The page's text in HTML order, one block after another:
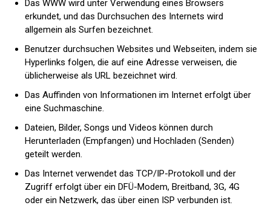
Das WWW wird unter Verwendung eines Browsers
erkundet, und das Durchsuchen des Internets wird
allgemein als Surfen bezeichnet.
Benutzer durchsuchen Websites und Webseiten, indem sie
Hyperlinks folgen, die auf eine Adresse verweisen, die
üblicherweise als URL bezeichnet wird.
Das Auffinden von Informationen im Internet erfolgt über
eine Suchmaschine.
Dateien, Bilder, Songs und Videos können durch
Herunterladen (Empfangen) und Hochladen (Senden)
geteilt werden.
Das Internet verwendet das TCP/IP-Protokoll und der
Zugriff erfolgt über ein DFÜ-Modem, Breitband, 3G, 4G
oder ein Netzwerk, das über einen ISP verbunden ist.